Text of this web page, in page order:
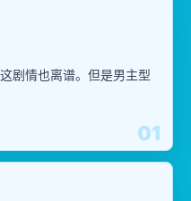
01
剧情也离谱。但是男主型